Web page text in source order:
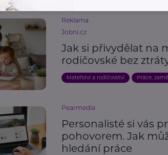
Reklama
Jobni.cz
Jak si přivydělat na
rodičovské bez
Mateřství a rodičovství Práce,
Pearmedia
Personalisté si vás
pohovorem. Jak
hledání práce